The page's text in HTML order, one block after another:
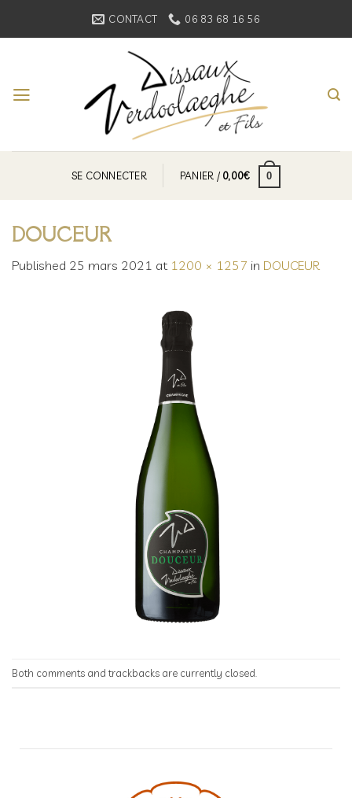
CONTACT 06 83 68 16 56
SE CONNECTER PANIER / 0,00€ 0
DOUCEUR
Published 25 mars 2021 at 1200 × 1257 in DOUCEUR
Both comments and trackbacks are currently closed.